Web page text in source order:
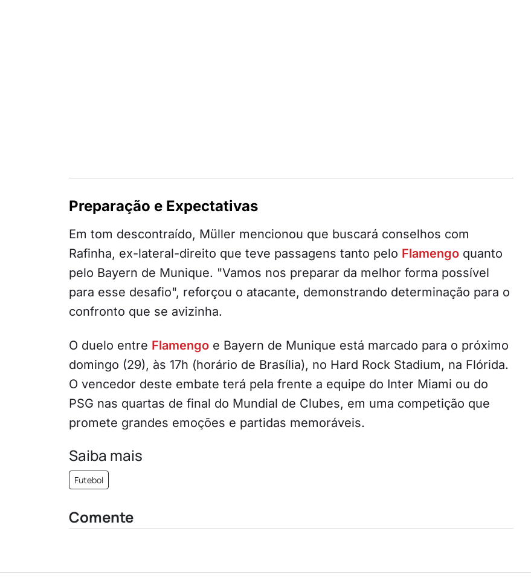
Preparação e Expectativas
Em tom descontraído, Müller mencionou que buscará conselhos com
Rafinha, ex-lateral-direito que teve passagens tanto pelo Flamengo quanto
pelo Bayern de Munique. "Vamos nos preparar da melhor forma possível
para esse desafio", reforçou o atacante, demonstrando determinação para o
confronto que se avizinha.
O duelo entre Flamengo e Bayern de Munique está marcado para o próximo
domingo (29), às 17h (horário de Brasília), no Hard Rock Stadium, na Flórida.
O vencedor deste embate terá pela frente a equipe do Inter Miami ou do
PSG nas quartas de final do Mundial de Clubes, em uma competição que
promete grandes emoções e partidas memoráveis.
Saiba mais
Futebol
Comente